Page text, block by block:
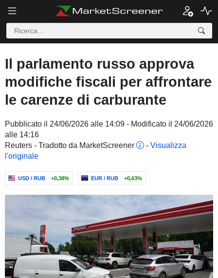
Il parlamento russo approva
modifiche fiscali per affrontare
le carenze di carburante
Pubblicato il 24/06/2026 alle 14:09 - Modificato il 24/06/2026
alle 14:16
Reuters - Tradotto da MarketScreener
- Visualizza
l'originale
USD / RUB +0,38% EUR / RUB +0,63%